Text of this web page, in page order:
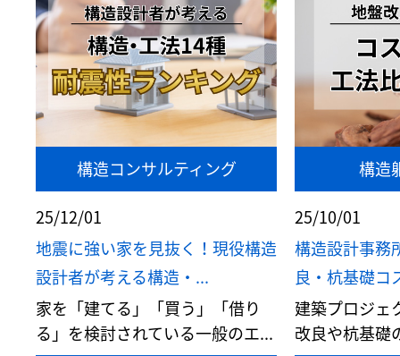
構造コンサルティング
25/12/01
地震に強い家を見抜く！現役構造
設計者が考える構造・...
家を「建てる」「買う」「借り
る」を検討されている一般のエ...
構造
25/10/01
構造設計事務
良・杭基礎コ
建築プロジェ
改良や杭基礎